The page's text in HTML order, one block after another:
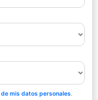
mis datos personales.